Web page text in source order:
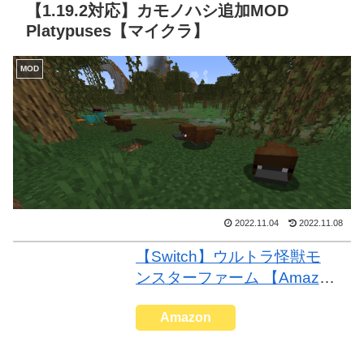
【1.19.2対応】カモノハシ追加MOD
Platypuses【マイクラ】
MOD
2022.11.04 2022.11.08
【Switch】ウルトラ怪獣モ
ンスターファーム 【Amazo
グ・ダダエレキング」が入
Amazon